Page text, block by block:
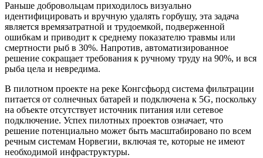
Раньше добровольцам приходилось визуально
идентифицировать и вручную удалять горбушу, эта задача
является времязатратной и трудоемкой, подверженной
ошибкам и приводит к среднему показателю травмы или
смертности рыб в 30%. Напротив, автоматизированное
решение сокращает требования к ручному труду на 90%, и вся
рыба цела и невредима.
В пилотном проекте на реке Конгсфьорд система фильтрации
питается от солнечных батарей и подключена к 5G, поскольку
на объекте отсутствует источник питания или сетевое
подключение. Успех пилотных проектов означает, что
решение потенциально может быть масштабировано по всем
речным системам Норвегии, включая те, которые не имеют
необходимой инфраструктуры.